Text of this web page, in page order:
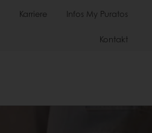
Karriere Infos My Puratos
Kontakt